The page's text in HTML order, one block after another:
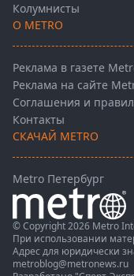
Колумнисты
О METRO
Реклама в газете
Реклама на сайте
Соглашения и
Контакты
СКАЧАЙ METRO
Metro Петербург
© Copyright 2026 Metro
При использовании
Адрес для юридически
metroblog@metronews.ru